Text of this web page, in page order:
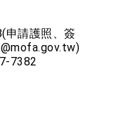
請護照、簽
7382